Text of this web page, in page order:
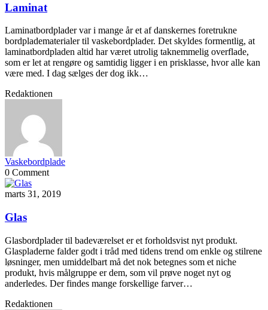
Laminat
Laminatbordplader var i mange år et af danskernes foretrukne
bordpladematerialer til vaskebordplader. Det skyldes formentlig, at
laminatbordpladen altid har været utrolig taknemmelig overflade,
som er let at rengøre og samtidig ligger i en prisklasse, hvor alle kan
være med. I dag sælges der dog ikk…
Redaktionen
Vaskebordplade
0 Comment
marts 31, 2019
Glas
Glasbordplader til badeværelset er et forholdsvist nyt produkt.
Glaspladerne falder godt i tråd med tidens trend om enkle og stilrene
løsninger, men umiddelbart må det nok betegnes som et niche
produkt, hvis målgruppe er dem, som vil prøve noget nyt og
anderledes. Der findes mange forskellige farver…
Redaktionen